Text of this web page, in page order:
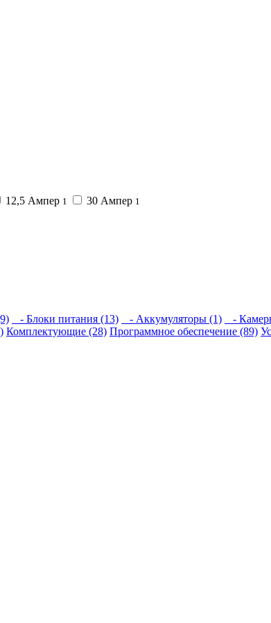
12,5 Ампер 1 30 Ампер 1
- Блоки питания (13) - Аккумуляторы (1) -
Комплектующие (28) Программное обеспечение (89)